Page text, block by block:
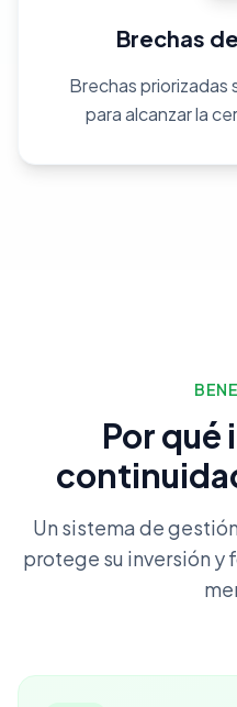
Brechas
Brechas priorizadas
para alcanzar la
Por qué
Un sistema de
protege su inversión y